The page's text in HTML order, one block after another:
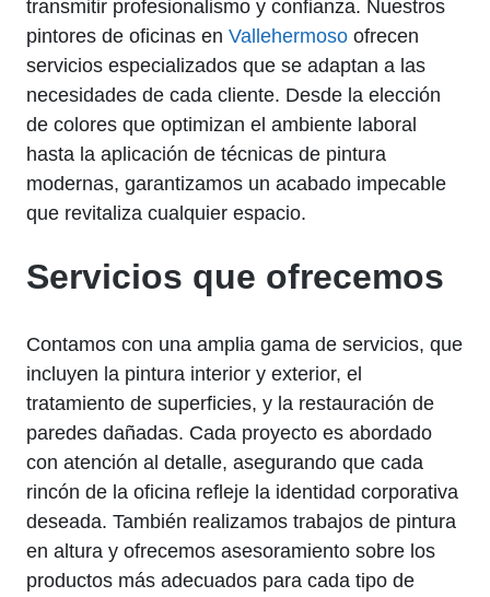
transmitir profesionalismo y confianza. Nuestros
pintores de oficinas en Vallehermoso ofrecen
servicios especializados que se adaptan a las
necesidades de cada cliente. Desde la elección
de colores que optimizan el ambiente laboral
hasta la aplicación de técnicas de pintura
modernas, garantizamos un acabado impecable
que revitaliza cualquier espacio.
Servicios que ofrecemos
Contamos con una amplia gama de servicios, que
incluyen la pintura interior y exterior, el
tratamiento de superficies, y la restauración de
paredes dañadas. Cada proyecto es abordado
con atención al detalle, asegurando que cada
rincón de la oficina refleje la identidad corporativa
deseada. También realizamos trabajos de pintura
en altura y ofrecemos asesoramiento sobre los
productos más adecuados para cada tipo de